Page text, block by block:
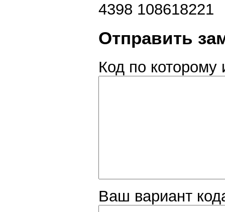
4398 108618221
Отправить
Код по которому
Ваш вариант